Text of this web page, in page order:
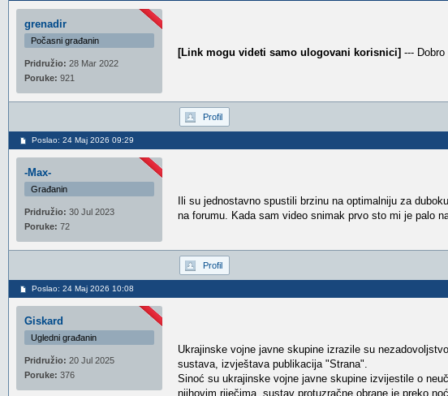
grenadir
Počasni građanin
Pridružio: 28 Mar 2022
Poruke: 921
[Link mogu videti samo ulogovani korisnici] ---
Profil
Poslao: 24 Maj 2026 09:29
-Max-
Građanin
Pridružio: 30 Jul 2023
Poruke: 72
Ili su jednostavno spustili brzinu na optimalniju za
na forumu. Kada sam video snimak prvo sto mi je palo
Profil
Poslao: 24 Maj 2026 10:08
Giskard
Ugledni građanin
Pridružio: 20 Jul 2025
Poruke: 376
Ukrajinske vojne javne skupine izrazile su
sustava, izvještava publikacija "Strana".
Sinoć su ukrajinske vojne javne skupine izvijestile o
njihovim riječima, sustav protuzračne obrane je preko